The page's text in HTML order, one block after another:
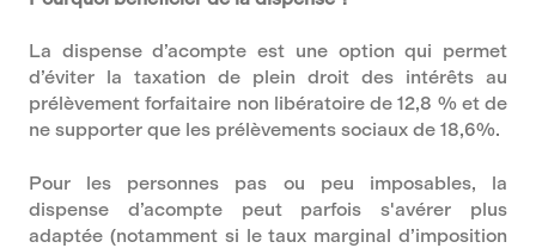
La dispense d’acompte est une option qui permet
d’éviter la taxation de plein droit des intérêts au
prélèvement forfaitaire non libératoire de 12,8 % et de
ne supporter que les prélèvements sociaux de 18,6%.
Pour les personnes pas ou peu imposables, la
dispense d’acompte peut parfois s'avérer plus
adaptée (notamment si le taux marginal d’imposition